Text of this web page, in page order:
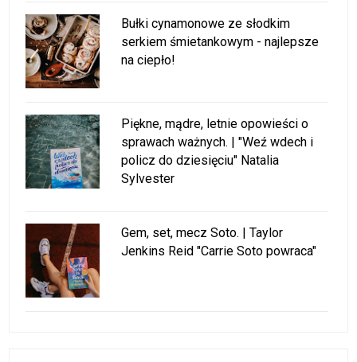
Bułki cynamonowe ze słodkim
serkiem śmietankowym - najlepsze
na ciepło!
Piękne, mądre, letnie opowieści o
sprawach ważnych. | "Weź wdech i
policz do dziesięciu" Natalia
Sylvester
Gem, set, mecz Soto. | Taylor
Jenkins Reid "Carrie Soto powraca"